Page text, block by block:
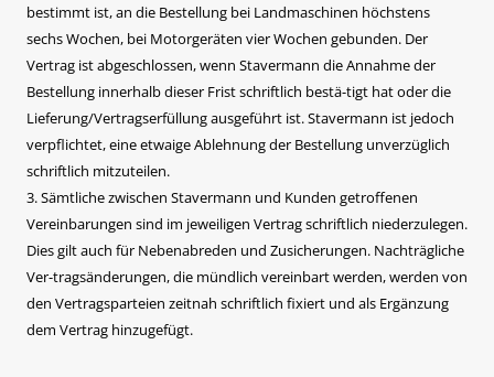
bestimmt ist, an die Bestellung bei Landmaschinen höchstens
sechs Wochen, bei Motorgeräten vier Wochen gebunden. Der
Vertrag ist abgeschlossen, wenn Stavermann die Annahme der
Bestellung innerhalb dieser Frist schriftlich bestä-tigt hat oder die
Lieferung/Vertragserfüllung ausgeführt ist. Stavermann ist jedoch
verpflichtet, eine etwaige Ablehnung der Bestellung unverzüglich
schriftlich mitzuteilen.
3. Sämtliche zwischen Stavermann und Kunden getroffenen
Vereinbarungen sind im jeweiligen Vertrag schriftlich niederzulegen.
Dies gilt auch für Nebenabreden und Zusicherungen. Nachträgliche
Ver-tragsänderungen, die mündlich vereinbart werden, werden von
den Vertragsparteien zeitnah schriftlich fixiert und als Ergänzung
dem Vertrag hinzugefügt.